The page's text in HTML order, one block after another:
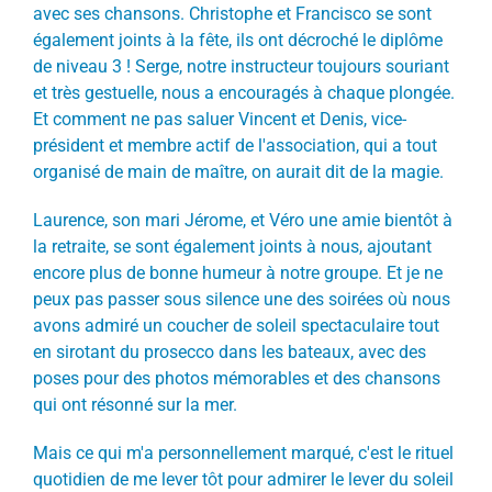
avec ses chansons. Christophe et Francisco se sont
également joints à la fête, ils ont décroché le diplôme
de niveau 3 ! Serge, notre instructeur toujours souriant
et très gestuelle, nous a encouragés à chaque plongée.
Et comment ne pas saluer Vincent et Denis, vice-
président et membre actif de l'association, qui a tout
organisé de main de maître, on aurait dit de la magie.
Laurence, son mari Jérome, et Véro une amie bientôt à
la retraite, se sont également joints à nous, ajoutant
encore plus de bonne humeur à notre groupe. Et je ne
peux pas passer sous silence une des soirées où nous
avons admiré un coucher de soleil spectaculaire tout
en sirotant du prosecco dans les bateaux, avec des
poses pour des photos mémorables et des chansons
qui ont résonné sur la mer.
Mais ce qui m'a personnellement marqué, c'est le rituel
quotidien de me lever tôt pour admirer le lever du soleil